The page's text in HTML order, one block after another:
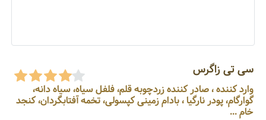
سی تی زاگرس
وارد کننده ، صادر کننده زردچوبه قلم، فلفل سیاه، سیاه دانه،
گوارگام، پودر نارگیا ، بادام زمینی کپسولی، تخمه آفتابگردان، کنجد
خام ...